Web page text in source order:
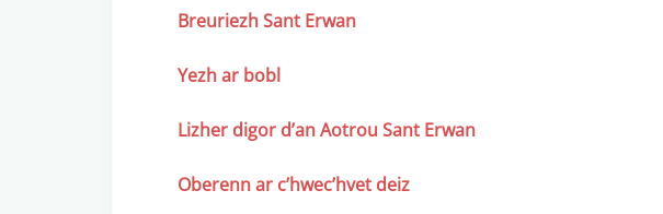
Breuriezh Sant Erwan
Yezh ar bobl
Lizher digor d’an Aotrou Sant Erwan
Oberenn ar c’hwec’hvet deiz